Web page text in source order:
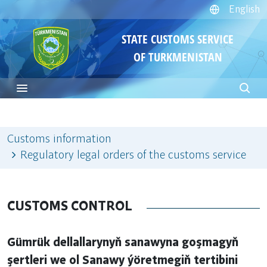
English
STATE CUSTOMS SERVICE
OF TURKMENISTAN
Customs information
Regulatory legal orders of the customs service
CUSTOMS CONTROL
Gümrük dellallarynyň sanawyna goşmagyň
şertleri we ol Sanawy ýöretmegiň tertibini